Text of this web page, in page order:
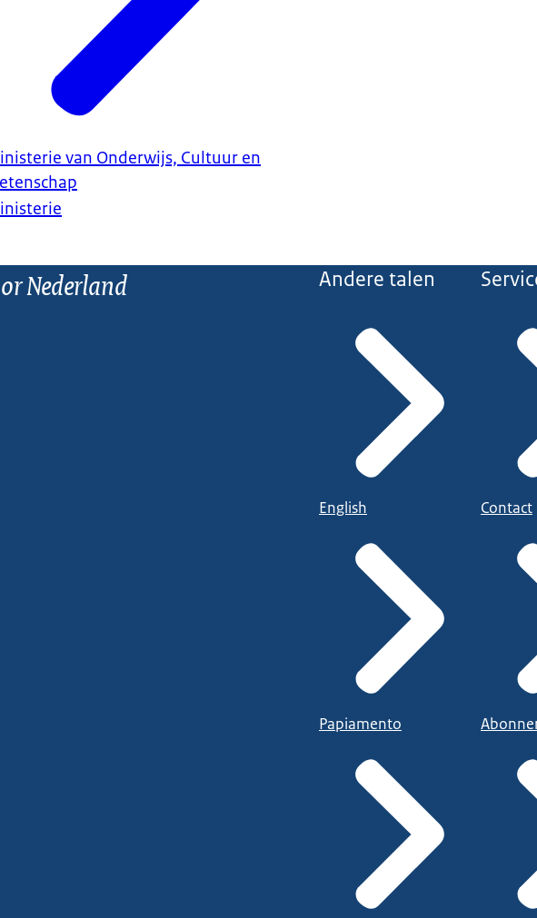
van Onderwijs, Cultuur en
Nederland Andere talen
English
Papiamento
Contact